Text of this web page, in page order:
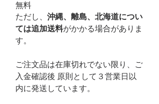
無料
ただし、 沖縄、離島、北海道につい
ては追加送料がかかる場合がありま
す。
ご注文品は在庫切れでない限り、ご
入金確認後 原則として３営業日以
内に発送 しています。